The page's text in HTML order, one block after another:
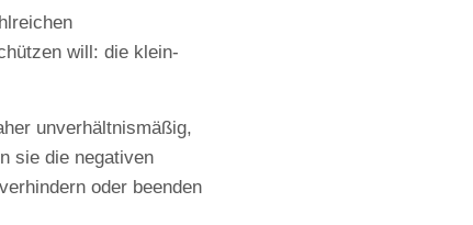
will: die klein-
unverhältnismäßig,
sie die negativen
oder beenden